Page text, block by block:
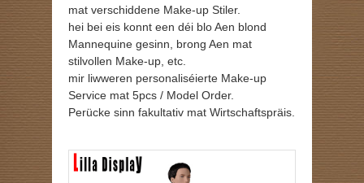
mat verschiddene Make-up Stiler.
hei bei eis konnt een déi blo Aen blond
Mannequine gesinn, brong Aen mat
stilvollen Make-up, etc.
mir liwweren personaliséierte Make-up
Service mat 5pcs / Model Order.
Perücke sinn fakultativ mat Wirtschaftspräis.